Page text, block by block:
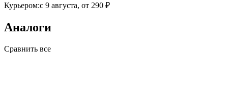
Курьером:c 9 августа, от 290 ₽
Аналоги
Сравнить все